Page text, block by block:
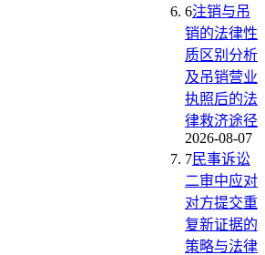
6注销与吊
销的法律性
质区别分析
及吊销营业
执照后的法
律救济途径
2026-08-07
7民事诉讼
二审中应对
对方提交重
复新证据的
策略与法律